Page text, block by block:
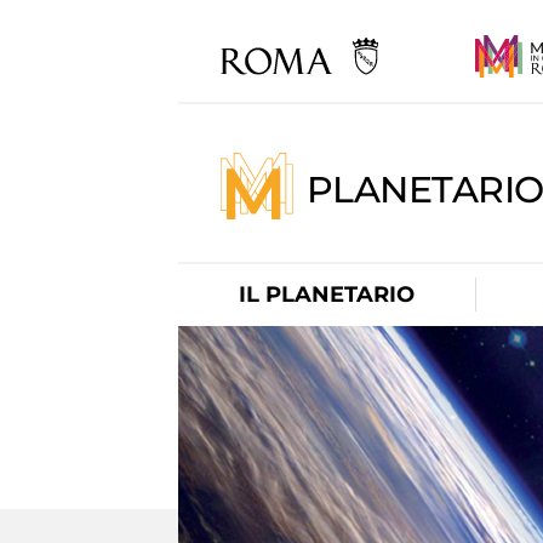
PLANETARIO
IL PLANETARIO